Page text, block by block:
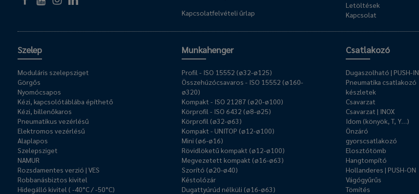
Letöltések
Kapcsolat
Kapcsolatfelvételi űrlap
Szelep
Moduláris szelepsziget
Görgős
Nyomócsapos
Kézi, kapcsolótáblába építhető
Kézi, billenőkaros
Pneumatikus vezérlésű
Elektromos vezérlésű
Alaplapos
Szelepsziget
NAMUR
Rozsdamentes verzió | VES
Robbanásbiztos kivitel
Hidegálló kivitel ( -40°C / -50°C)
Munkahenger
Profil - ISO 15552 (ø32-ø125)
Összehúzócsavaros - ISO 15552 (ø160-
ø320)
Kompakt - ISO 21287 (ø20-ø100)
Körprofil - ISO 6432 (ø8-ø25)
Körprofil (ø32-ø63)
Kompakt - UNITOP (ø12-ø100)
Mini (ø6-ø16)
Rövidlöketű kompakt (ø12-ø100)
Megvezetett kompakt (ø16-ø63)
Szorító (ø20-ø40)
Késtolózár
Dugattyúrúd nélküli (ø16-ø63)
Csatlakozó
Dugaszolható | PUSH-IN
Pneumatika csatlakozó
készletek
Csavarzat
Csavarzat | INOX
Idom (könyök, T, Y…)
Önzáró
gyorscsatlakozó
Elosztótömb
Hangtompító
Hollanderes | PUSH-ON
Vágógyűrűs
Tömítés